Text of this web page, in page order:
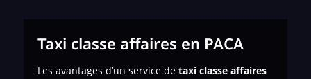
Taxi classe affaires en PACA
Les avantages d’un service de taxi classe affaires